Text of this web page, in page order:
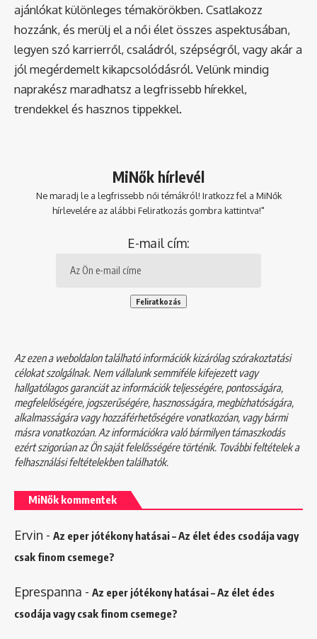
ajánlókat különleges témakörökben. Csatlakozz
hozzánk, és merülj el a női élet összes aspektusában,
legyen szó karrierről, családról, szépségről, vagy akár a
jól megérdemelt kikapcsolódásról. Velünk mindig
naprakész maradhatsz a legfrissebb hírekkel,
trendekkel és hasznos tippekkel.
MiNők hírlevél
Ne maradj le a legfrissebb női témákról! Iratkozz fel a MiNők
hírlevelére az alábbi Feliratkozás gombra kattintva!"
E-mail cím:
Az ezen a weboldalon található információk kizárólag szórakoztatási
célokat szolgálnak. Nem vállalunk semmiféle kifejezett vagy
hallgatólagos garanciát az információk teljességére, pontosságára,
megfelelőségére, jogszerűségére, hasznosságára, megbízhatóságára,
alkalmasságára vagy hozzáférhetőségére vonatkozóan, vagy bármi
másra vonatkozóan. Az információkra való bármilyen támaszkodás
ezért szigorúan az Ön saját felelősségére történik. További feltételek a
felhasználási feltételekbentalálhatók.
MiNők kommentek
Ervin - Az eper jótékony hatásai – Az élet édes csodája vagy
csak finom csemege?
Eprespanna - Az eper jótékony hatásai – Az élet édes
csodája vagy csak finom csemege?